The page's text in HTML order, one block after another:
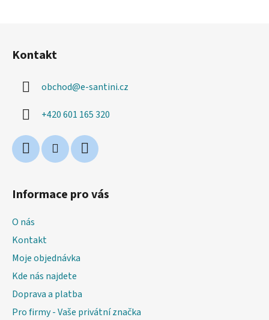
Kontakt
obchod@e-santini.cz
+420 601 165 320
Informace pro vás
O nás
Kontakt
Moje objednávka
Kde nás najdete
Doprava a platba
Pro firmy - Vaše privátní značka